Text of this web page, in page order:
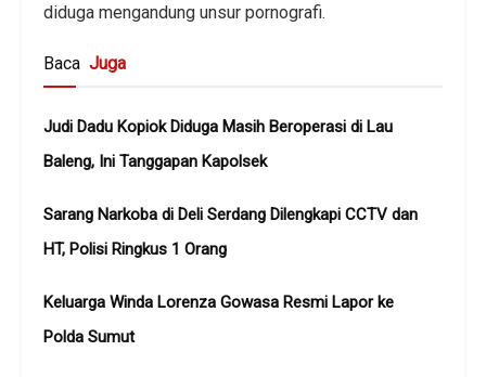
diduga mengandung unsur pornografi.
Baca Juga
Judi Dadu Kopiok Diduga Masih Beroperasi di Lau
Baleng, Ini Tanggapan Kapolsek
Sarang Narkoba di Deli Serdang Dilengkapi CCTV dan
HT, Polisi Ringkus 1 Orang
Keluarga Winda Lorenza Gowasa Resmi Lapor ke
Polda Sumut